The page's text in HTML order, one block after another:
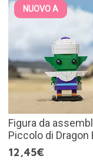
NUOVO A
Figura da
Piccolo di Dragon
12,45€